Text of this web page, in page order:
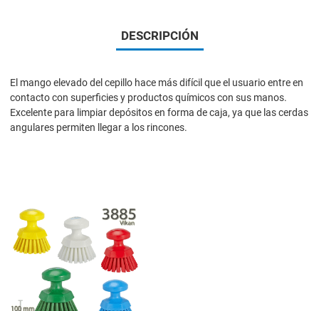
DESCRIPCIÓN
El mango elevado del cepillo hace más difícil que el usuario entre en
contacto con superficies y productos químicos con sus manos.
Excelente para limpiar depósitos en forma de caja, ya que las cerdas
angulares permiten llegar a los rincones.